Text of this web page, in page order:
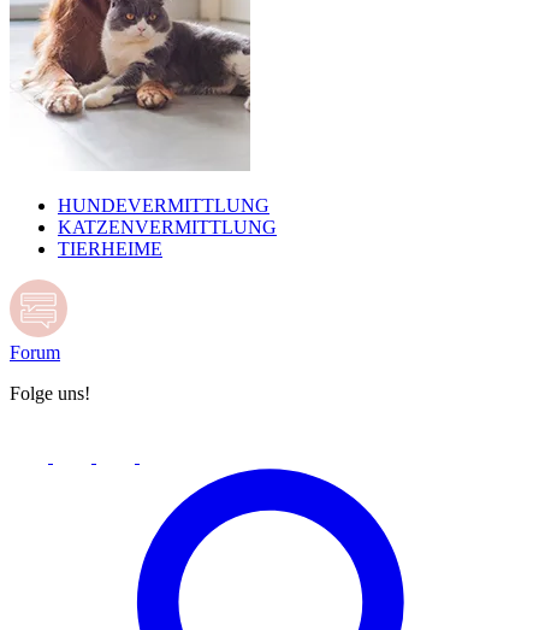
HUNDEVERMITTLUNG
KATZENVERMITTLUNG
TIERHEIME
Forum
Folge uns!